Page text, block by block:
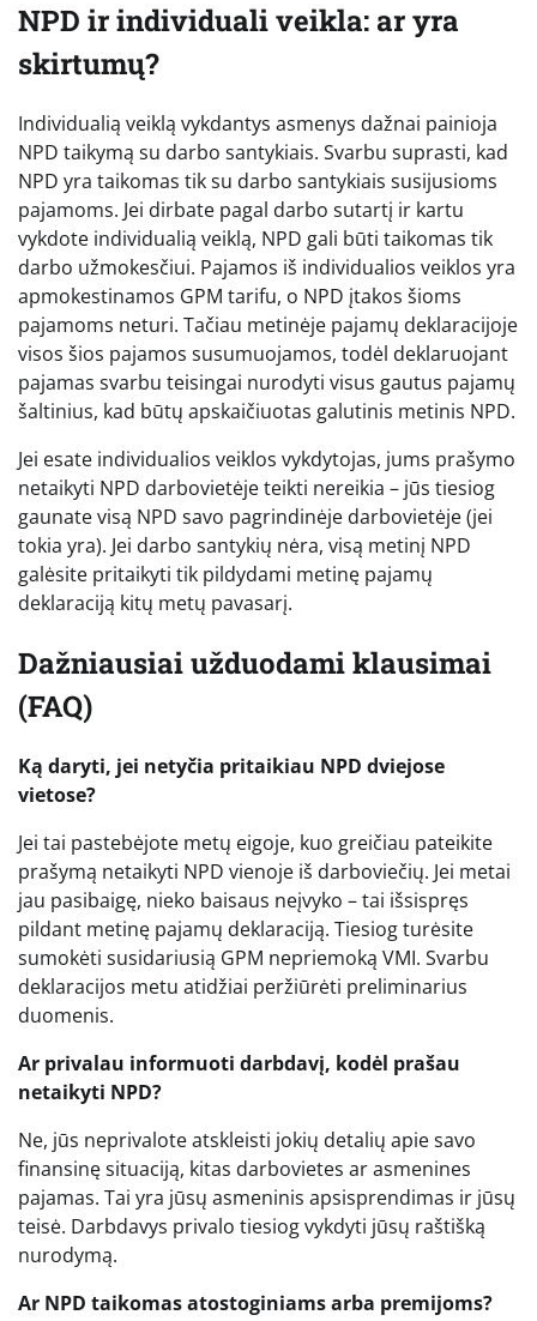
NPD ir individuali veikla: ar yra
skirtumų?
Individualią veiklą vykdantys asmenys dažnai painioja
NPD taikymą su darbo santykiais. Svarbu suprasti, kad
NPD yra taikomas tik su darbo santykiais susijusioms
pajamoms. Jei dirbate pagal darbo sutartį ir kartu
vykdote individualią veiklą, NPD gali būti taikomas tik
darbo užmokesčiui. Pajamos iš individualios veiklos yra
apmokestinamos GPM tarifu, o NPD įtakos šioms
pajamoms neturi. Tačiau metinėje pajamų deklaracijoje
visos šios pajamos susumuojamos, todėl deklaruojant
pajamas svarbu teisingai nurodyti visus gautus pajamų
šaltinius, kad būtų apskaičiuotas galutinis metinis NPD.
Jei esate individualios veiklos vykdytojas, jums prašymo
netaikyti NPD darbovietėje teikti nereikia – jūs tiesiog
gaunate visą NPD savo pagrindinėje darbovietėje (jei
tokia yra). Jei darbo santykių nėra, visą metinį NPD
galėsite pritaikyti tik pildydami metinę pajamų
deklaraciją kitų metų pavasarį.
Dažniausiai užduodami klausimai
(FAQ)
Ką daryti, jei netyčia pritaikiau NPD dviejose
vietose?
Jei tai pastebėjote metų eigoje, kuo greičiau pateikite
prašymą netaikyti NPD vienoje iš darboviečių. Jei metai
jau pasibaigę, nieko baisaus neįvyko – tai išsispręs
pildant metinę pajamų deklaraciją. Tiesiog turėsite
sumokėti susidariusią GPM nepriemoką VMI. Svarbu
deklaracijos metu atidžiai peržiūrėti preliminarius
duomenis.
Ar privalau informuoti darbdavį, kodėl prašau
netaikyti NPD?
Ne, jūs neprivalote atskleisti jokių detalių apie savo
finansinę situaciją, kitas darbovietes ar asmenines
pajamas. Tai yra jūsų asmeninis apsisprendimas ir jūsų
teisė. Darbdavys privalo tiesiog vykdyti jūsų raštišką
nurodymą.
Ar NPD taikomas atostoginiams arba premijoms?